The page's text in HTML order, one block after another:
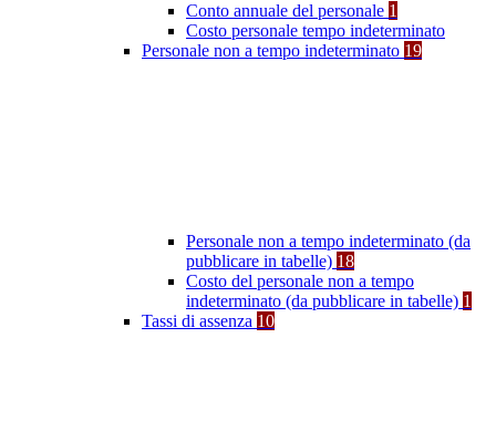
Conto annuale del personale 1
Costo personale tempo indeterminato
Personale non a tempo indeterminato 19
Personale non a tempo indeterminato (da
pubblicare in tabelle) 18
Costo del personale non a tempo
indeterminato (da pubblicare in tabelle) 1
Tassi di assenza 10